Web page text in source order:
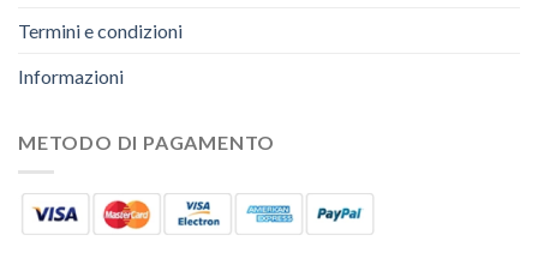
Termini e condizioni
Informazioni
METODO DI PAGAMENTO